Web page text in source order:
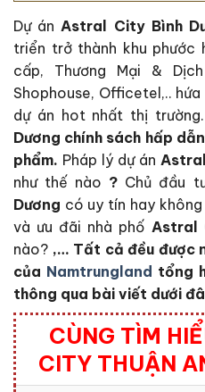
Dự ánAstral City Bình
triển trở thành khu phước
cấp, Thương Mại &
Shophouse, Officetel,..
dự án hot nhất thị trường.
Dương chính sách hấp
phẩm. Pháp lý dự án
như thế nào ? Chủ đầu
Dương có uy tín hay không
và ưu đãi nhà phố Astral
nào? ,… Tất cả đều được
của Namtrungland tổng
thông qua bài viết dưới
CÙNG TÌM
CITY THUẬN